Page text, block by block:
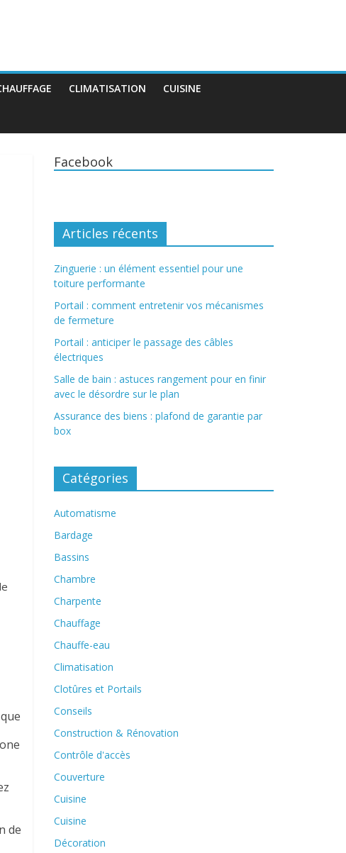
CLIMATISATION CUISINE
de
Facebook
Articles récents
Zinguerie : un élément essentiel pour une
toiture performante
Portail : comment entretenir vos mécanismes
de fermeture
Portail : anticiper le passage des câbles
électriques
Salle de bain : astuces rangement pour en finir
avec le désordre sur le plan
Assurance des biens : plafond de garantie par
box
Catégories
Automatisme
Bardage
Bassins
Chambre
Charpente
Chauffage
Chauffe-eau
Climatisation
Clotûres et Portails
Conseils
Construction & Rénovation
Contrôle d'accès
Couverture
Cuisine
Cuisine
Décoration